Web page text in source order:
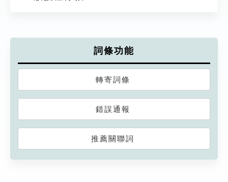
詞條功能
轉寄詞條
錯誤通報
推薦關聯詞